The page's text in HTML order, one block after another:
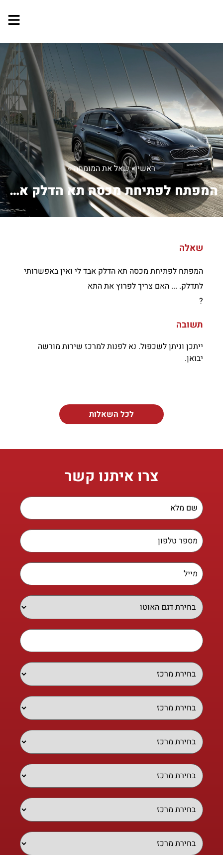
ראשי»שאל את המומחה»
המפתח לפתיחת מכסה תא הדלק אבד לי ואין...
שאלה
המפתח לפתיחת מכסה תא הדלק אבד לי ואין באפשרותי
לתדלק. ... האם צריך לפרוץ את התא
?
תשובה
ייתכן וניתן לשכפול. נא לפנות למרכז שירות מורשה
יבואן.
לכל השאלות
צרו איתנו קשר